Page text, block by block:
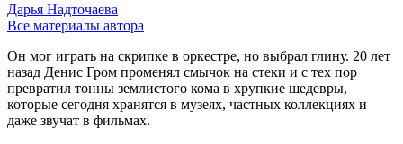
Дарья Надточаева
Все материалы автора
Он мог играть на скрипке в оркестре, но выбрал глину. 20 лет
назад Денис Гром променял смычок на стеки и с тех пор
превратил тонны землистого кома в хрупкие шедевры,
которые сегодня хранятся в музеях, частных коллекциях и
даже звучат в фильмах.